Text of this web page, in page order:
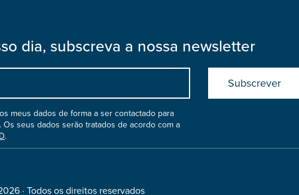
dia, subscreva a nossa newsletter
meus dados de forma a ser contactado para
Os seus dados serão tratados de acordo com a
.
Submit
boostrap
· Todos os direitos reservados